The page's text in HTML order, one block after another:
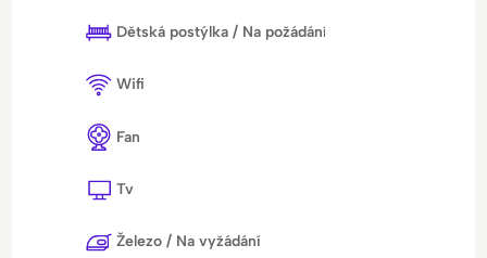
Dětská postýlka / Na požádání
Wifi
Fan
Tv
Železo / Na vyžádání